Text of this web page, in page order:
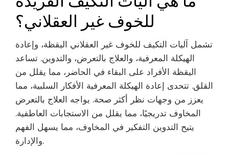
للخوف غير العقلاني؟
تشمل آليات التكيف للخوف غير العقلاني اليقظة، وإعادة
الهيكلة المعرفية، والعلاج بالتعرض، والتدوين. تساعد
اليقظة الأفراد على البقاء في الحاضر، مما يقلل من
القلق. تتحدى إعادة الهيكلة المعرفية الأفكار السلبية، مما
يعزز من وجهات نظر أكثر صحة. يواجه العلاج بالتعرض
المخاوف تدريجيًا، مما يقلل من الاستجابات العاطفية.
يتيح التدوين التفكير في المخاوف، مما يسهل الفهم
والإدارة.